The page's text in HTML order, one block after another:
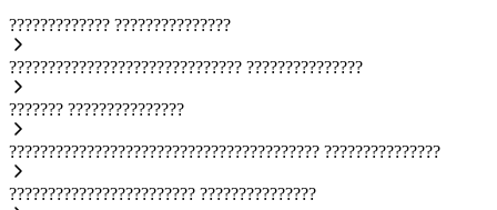
????????????? ???????????????
?????????????????????????????? ???????????????
??????? ???????????????
???????????????????????????????????????? ???????????????
???????????????????????? ???????????????